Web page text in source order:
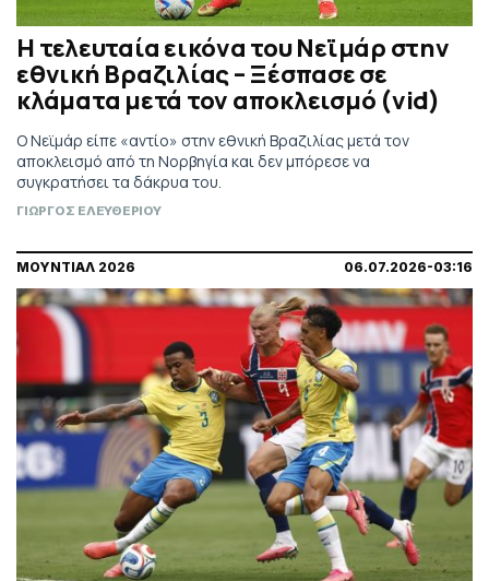
Η τελευταία εικόνα του Νεϊμάρ στην
εθνική Βραζιλίας – Ξέσπασε σε
κλάματα μετά τον αποκλεισμό (vid)
Ο Νεϊμάρ είπε «αντίο» στην εθνική Βραζιλίας μετά τον
αποκλεισμό από τη Νορβηγία και δεν μπόρεσε να
συγκρατήσει τα δάκρυα του.
ΓΙΩΡΓΟΣ ΕΛΕΥΘΕΡΙΟΥ
ΜΟΥΝΤΙΑΛ 2026 06.07.2026-03:16